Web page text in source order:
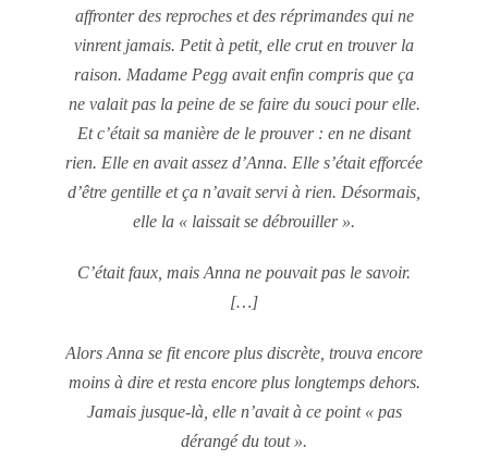
affronter des reproches et des réprimandes qui ne
vinrent jamais. Petit à petit, elle crut en trouver la
raison. Madame Pegg avait enfin compris que ça
ne valait pas la peine de se faire du souci pour elle.
Et c’était sa manière de le prouver : en ne disant
rien. Elle en avait assez d’Anna. Elle s’était efforcée
d’être gentille et ça n’avait servi à rien. Désormais,
elle la « laissait se débrouiller ».
C’était faux, mais Anna ne pouvait pas le savoir.
[…]
Alors Anna se fit encore plus discrète, trouva encore
moins à dire et resta encore plus longtemps dehors.
Jamais jusque-là, elle n’avait à ce point « pas
dérangé du tout ».